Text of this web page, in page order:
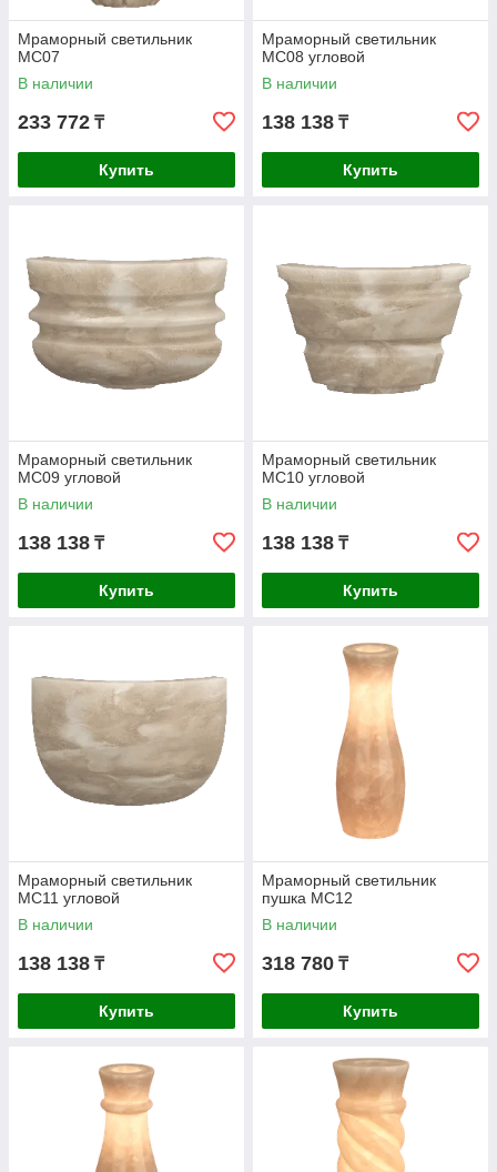
Мраморный светильник
МС07
В наличии
233 772 ₸
Купить
Мраморный светильник
МС08 угловой
В наличии
138 138 ₸
Купить
Мраморный светильник
МС09 угловой
В наличии
138 138 ₸
Купить
Мраморный светильник
МС10 угловой
В наличии
138 138 ₸
Купить
Мраморный светильник
МС11 угловой
В наличии
138 138 ₸
Купить
Мраморный светильник
пушка МС12
В наличии
318 780 ₸
Купить